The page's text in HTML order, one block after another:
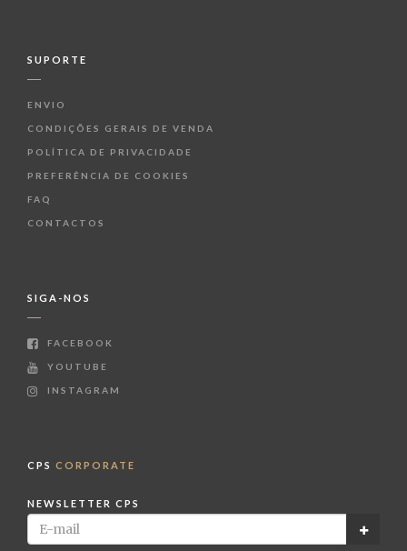
SUPORTE
ENVIO
CONDIÇÕES GERAIS DE VENDA
POLÍTICA DE PRIVACIDADE
PREFERÊNCIA DE COOKIES
FAQ
CONTACTOS
SIGA-NOS
FACEBOOK
YOUTUBE
INSTAGRAM
CPS CORPORATE
NEWSLETTER CPS